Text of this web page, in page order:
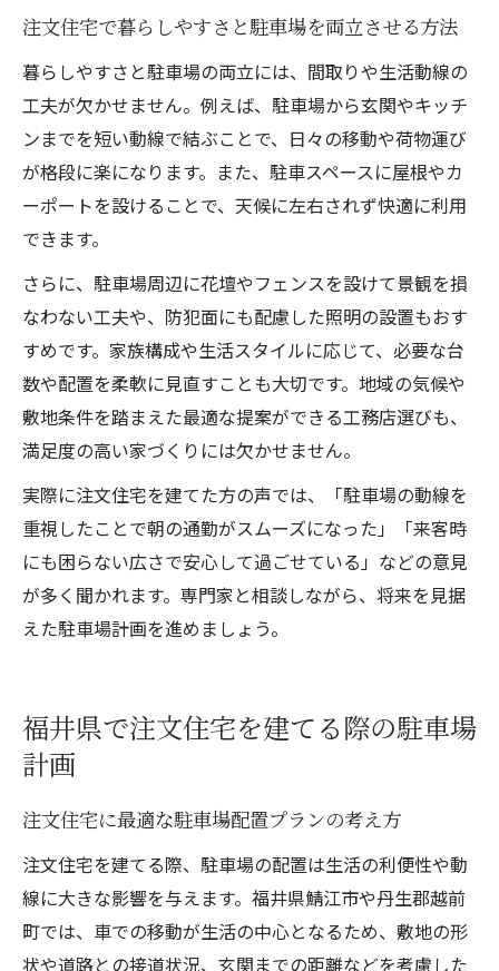
注文住宅で暮らしやすさと駐車場を両立させる方法
暮らしやすさと駐車場の両立には、間取りや生活動線の
工夫が欠かせません。例えば、駐車場から玄関やキッチ
ンまでを短い動線で結ぶことで、日々の移動や荷物運び
が格段に楽になります。また、駐車スペースに屋根やカ
ーポートを設けることで、天候に左右されず快適に利用
できます。
さらに、駐車場周辺に花壇やフェンスを設けて景観を損
なわない工夫や、防犯面にも配慮した照明の設置もおす
すめです。家族構成や生活スタイルに応じて、必要な台
数や配置を柔軟に見直すことも大切です。地域の気候や
敷地条件を踏まえた最適な提案ができる工務店選びも、
満足度の高い家づくりには欠かせません。
実際に注文住宅を建てた方の声では、「駐車場の動線を
重視したことで朝の通勤がスムーズになった」「来客時
にも困らない広さで安心して過ごせている」などの意見
が多く聞かれます。専門家と相談しながら、将来を見据
えた駐車場計画を進めましょう。
福井県で注文住宅を建てる際の駐車場
計画
注文住宅に最適な駐車場配置プランの考え方
注文住宅を建てる際、駐車場の配置は生活の利便性や動
線に大きな影響を与えます。福井県鯖江市や丹生郡越前
町では、車での移動が生活の中心となるため、敷地の形
状や道路との接道状況、玄関までの距離などを考慮した